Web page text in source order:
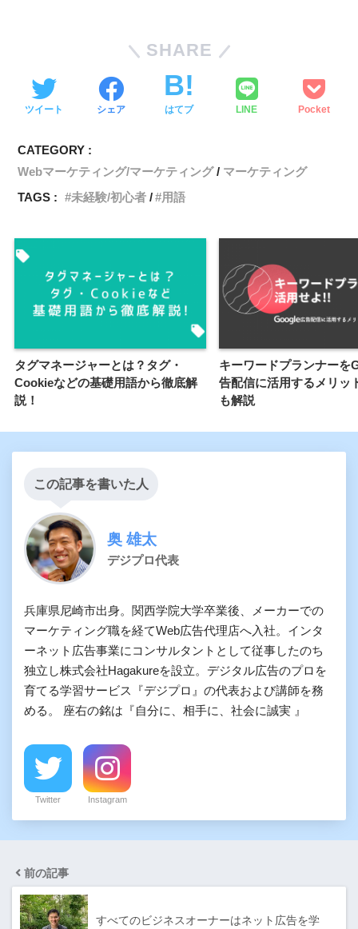
SHARE
ツイート シェア はてブ LINE Pocket
CATEGORY :
Webマーケティング/マーケティング
マーケティング
TAGS :
未経験/初心者 用語
タグマネージャーとは？タグ・
Cookieなどの基礎用語から徹底解
説！
キーワードプランナーを
告配信に活用するメリッ
も解説
この記事を書いた人
奥 雄太
デジプロ代表
兵庫県尼崎市出身。関西学院大学卒業後、メーカーでの
マーケティング職を経てWeb広告代理店へ入社。インタ
ーネット広告事業にコンサルタントとして従事したのち
独立し株式会社Hagakureを設立。デジタル広告のプロを
育てる学習サービス『デジプロ』の代表および講師を務
める。 座右の銘は『自分に、相手に、社会に誠実 』
Twitter Instagram
前の記事
すべてのビジネスオーナーはネット広告を学